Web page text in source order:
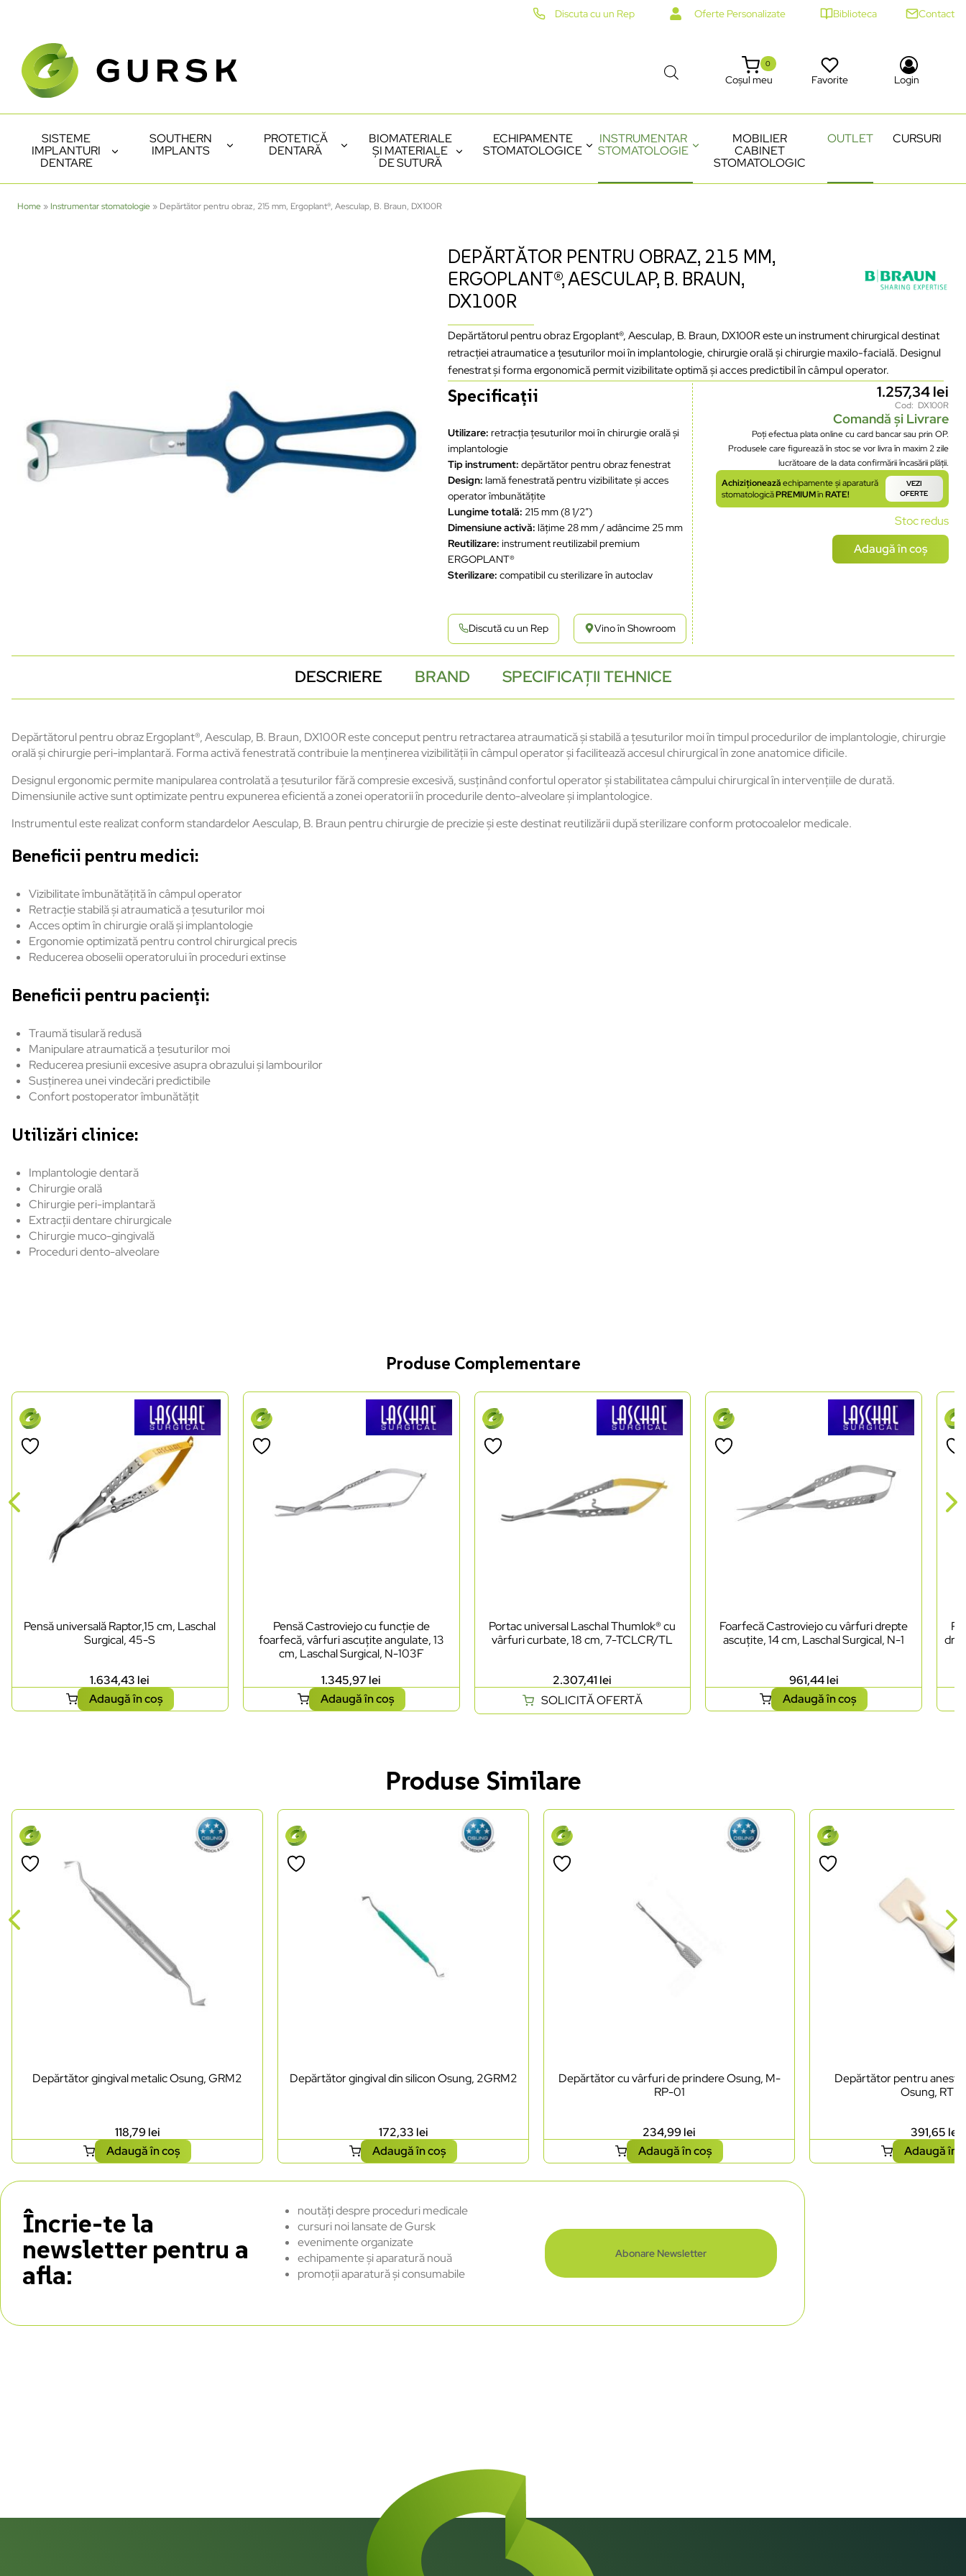
Discuta cu un Rep Oferte Personalizate Biblioteca Contact
Coșul meu
0
Favorite Login
SISTEME
IMPLANTURI
DENTARE
SOUTHERN
IMPLANTS
PROTETICĂ
DENTARĂ
BIOMATERIALE
ȘI MATERIALE
DE SUTURĂ
ECHIPAMENTE
STOMATOLOGICE
INSTRUMENTAR
STOMATOLOGIE
MOBILIER
CABINET
STOMATOLOGIC
OUTLET CURSURI
Home » Instrumentar stomatologie » Depărtător pentru obraz, 215 mm, Ergoplant®, Aesculap, B. Braun, DX100R
DEPĂRTĂTOR PENTRU OBRAZ, 215 MM,
ERGOPLANT®, AESCULAP, B. BRAUN,
DX100R
Depărtătorul pentru obraz Ergoplant®, Aesculap, B. Braun, DX100R este un instrument chirurgical destinat
retracției atraumatice a țesuturilor moi în implantologie, chirurgie orală și chirurgie maxilo-facială. Designul
fenestrat și forma ergonomică permit vizibilitate optimă și acces predictibil în câmpul operator.
Specificații
Utilizare: retracția țesuturilor moi în chirurgie orală și
implantologie
Tip instrument: depărtător pentru obraz fenestrat
Design: lamă fenestrată pentru vizibilitate și acces
operator îmbunătățite
Lungime totală: 215 mm (8 1/2”)
Dimensiune activă: lățime 28 mm / adâncime 25 mm
Reutilizare: instrument reutilizabil premium
ERGOPLANT®
Sterilizare: compatibil cu sterilizare în autoclav
Discută cu un Rep Vino în Showroom
1.257,34lei
Cod: DX100R
Comandă și Livrare
Poți efectua plata online cu card bancar sau prin OP.
Produsele care figurează în stoc se vor livra în maxim 2 zile
lucrătoare de la data confirmării încasării plății.
Achiziționeazăechipamente și aparatură
stomatologicăPREMIUMînRATE!
VEZI
OFERTE
Stoc redus
Adaugă în coș
DESCRIERE BRAND SPECIFICAȚII TEHNICE
Depărtătorul pentru obraz Ergoplant®, Aesculap, B. Braun, DX100R este conceput pentru retractarea atraumatică și stabilă a țesuturilor moi în timpul procedurilor de implantologie, chirurgie
orală și chirurgie peri-implantară. Forma activă fenestrată contribuie la menținerea vizibilității în câmpul operator și facilitează accesul chirurgical în zone anatomice dificile.
Designul ergonomic permite manipularea controlată a țesuturilor fără compresie excesivă, susținând confortul operator și stabilitatea câmpului chirurgical în intervențiile de durată.
Dimensiunile active sunt optimizate pentru expunerea eficientă a zonei operatorii în procedurile dento-alveolare și implantologice.
Instrumentul este realizat conform standardelor Aesculap, B. Braun pentru chirurgie de precizie și este destinat reutilizării după sterilizare conform protocoalelor medicale.
Beneficii pentru medici:
Vizibilitate îmbunătățită în câmpul operator
Retracție stabilă și atraumatică a țesuturilor moi
Acces optim în chirurgie orală și implantologie
Ergonomie optimizată pentru control chirurgical precis
Reducerea oboselii operatorului în proceduri extinse
Beneficii pentru pacienți:
Traumă tisulară redusă
Manipulare atraumatică a țesuturilor moi
Reducerea presiunii excesive asupra obrazului și lambourilor
Susținerea unei vindecări predictibile
Confort postoperator îmbunătățit
Utilizări clinice:
Implantologie dentară
Chirurgie orală
Chirurgie peri-implantară
Extracții dentare chirurgicale
Chirurgie muco-gingivală
Proceduri dento-alveolare
Produse Complementare
Pensă universală Raptor,15 cm, Laschal
Surgical, 45-S
1.634,43 lei
Adaugă în coș
Pensă Castroviejo cu funcție de
foarfecă, vârfuri ascuțite angulate, 13
cm, Laschal Surgical, N-103F
1.345,97 lei
Adaugă în coș
Portac universal Laschal Thumlok® cu
vârfuri curbate, 18 cm, 7-TCLCR/TL
2.307,41 lei
SOLICITĂ OFERTĂ
Foarfecă Castroviejo cu vârfuri drepte
ascuțite, 14 cm, Laschal Surgical, N-1
961,44lei
Adaugă în coș
Produse Similare
Depărtător gingival metalic Osung, GRM2
118,79lei
Adaugă în coș
Depărtător gingival din silicon Osung, 2GRM2
172,33 lei
Adaugă în coș
Depărtător cu vârfuri de prindere Osung, M-
RP-01
234,99lei
Adaugă în coș
Depărtător pentru
Osung,
391,65 lei
Adaugă în
Încrie-te la
newsletter pentru a
afla:
noutăți despre proceduri medicale
cursuri noi lansate de Gursk
evenimente organizate
echipamente și aparatură nouă
promoții aparatură și consumabile
Abonare Newsletter